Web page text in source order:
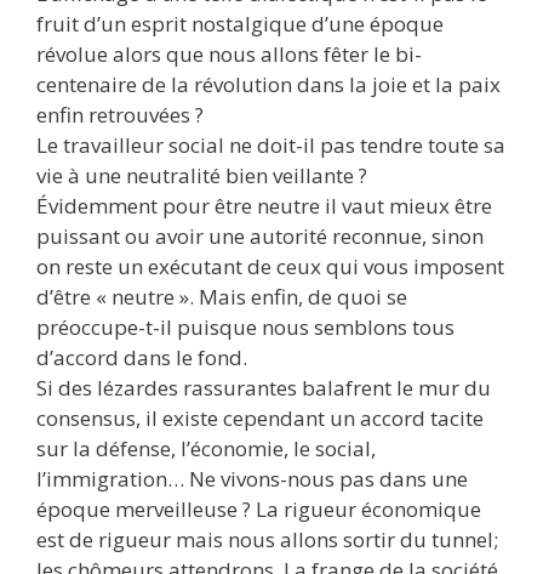
fruit d’un esprit nostalgique d’une époque
révolue alors que nous allons fêter le bi-
centenaire de la révolution dans la joie et la paix
enfin retrouvées ?
Le travailleur social ne doit-il pas tendre toute sa
vie à une neutralité bien veillante ?
Évidemment pour être neutre il vaut mieux être
puissant ou avoir une autorité reconnue, sinon
on reste un exécutant de ceux qui vous imposent
d’être « neutre ». Mais enfin, de quoi se
préoccupe-t-il puisque nous semblons tous
d’accord dans le fond.
Si des lézardes rassurantes balafrent le mur du
consensus, il existe cependant un accord tacite
sur la défense, l’économie, le social,
l’immigration… Ne vivons-nous pas dans une
époque merveilleuse ? La rigueur économique
est de rigueur mais nous allons sortir du tunnel;